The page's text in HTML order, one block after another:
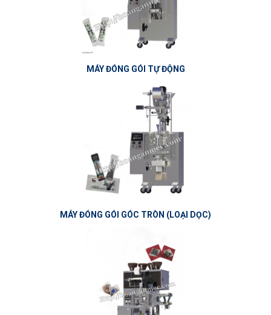
MÁY ĐÓNG GÓI TỰ ĐỘNG
MÁY ĐÓNG GÓI GÓC TRÒN (LOẠI DỌC)